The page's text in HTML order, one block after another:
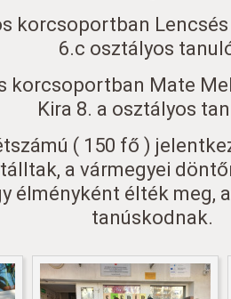
korcsoportban
6.c osztályos
korcsoportban Mate
Kira 8. a osztályos
( 150 fő )
a vármegyei
élményként élték meg,
tanúskodnak.